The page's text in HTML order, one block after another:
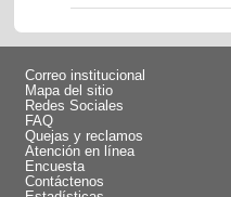
Correo institucional
Mapa del sitio
Redes Sociales
FAQ
Quejas y reclamos
Atención en línea
Encuesta
Contáctenos